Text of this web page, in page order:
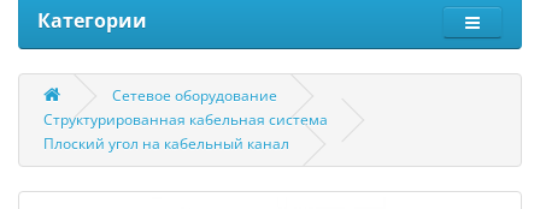
Категории
Сетевое оборудование
Структурированная кабельная система
Плоский угол на кабельный канал